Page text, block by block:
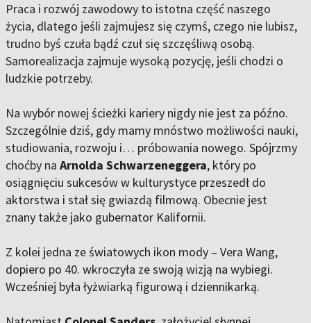
Praca i rozwój zawodowy to istotna część naszego
życia, dlatego jeśli zajmujesz się czymś, czego nie lubisz,
trudno byś czuła bądź czuł się szczęśliwą osobą.
Samorealizacja zajmuje wysoką pozycję, jeśli chodzi o
ludzkie potrzeby.
Na wybór nowej ścieżki kariery nigdy nie jest za późno.
Szczególnie dziś, gdy mamy mnóstwo możliwości nauki,
studiowania, rozwoju i… próbowania nowego. Spójrzmy
choćby na Arnolda Schwarzeneggera, który po
osiągnięciu sukcesów w kulturystyce przeszedł do
aktorstwa i stał się gwiazdą filmową. Obecnie jest
znany także jako gubernator Kalifornii.
Z kolei jedna ze światowych ikon mody – Vera Wang,
dopiero po 40. wkroczyła ze swoją wizją na wybiegi.
Wcześniej była łyżwiarką figurową i dziennikarką.